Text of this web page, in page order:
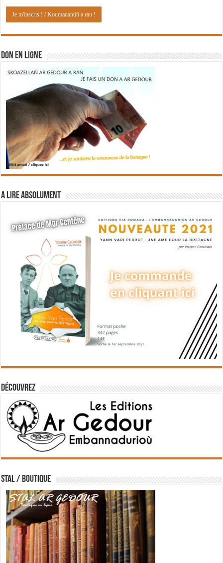
DON EN LIGNE
A lire absolument
Découvrez
STAL / BOUTIQUE